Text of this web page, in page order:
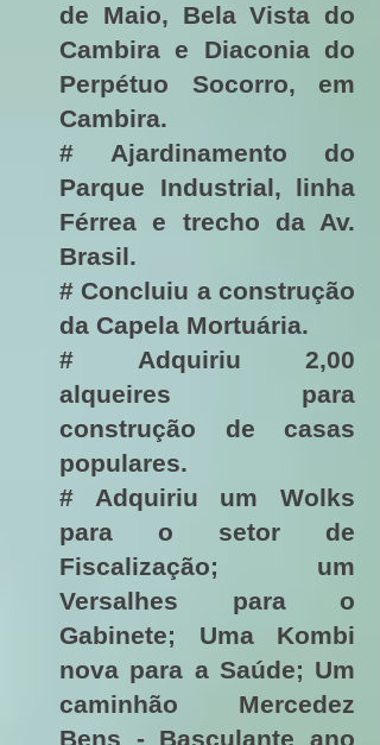
de Maio, Bela Vista do
Cambira e Diaconia do
Perpétuo Socorro, em
Cambira.
# Ajardinamento do
Parque Industrial, linha
Férrea e trecho da Av.
Brasil.
# Concluiu a construção
da Capela Mortuária.
# Adquiriu 2,00
alqueires para
construção de casas
populares.
# Adquiriu um Wolks
para o setor de
Fiscalização; um
Versalhes para o
Gabinete; Uma Kombi
nova para a Saúde; Um
caminhão Mercedez
Bens - Basculante ano